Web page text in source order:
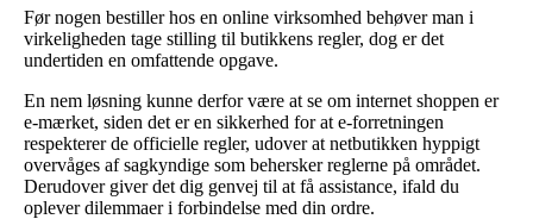
Før nogen bestiller hos en online virksomhed behøver man i
virkeligheden tage stilling til butikkens regler, dog er det
undertiden en omfattende opgave.
En nem løsning kunne derfor være at se om internet shoppen er
e-mærket, siden det er en sikkerhed for at e-forretningen
respekterer de officielle regler, udover at netbutikken hyppigt
overvåges af sagkyndige som behersker reglerne på området.
Derudover giver det dig genvej til at få assistance, ifald du
oplever dilemmaer i forbindelse med din ordre.